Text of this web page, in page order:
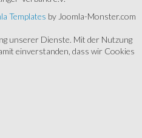
Templates by Joomla-Monster.com
unserer Dienste. Mit der Nutzung
einverstanden, dass wir Cookies